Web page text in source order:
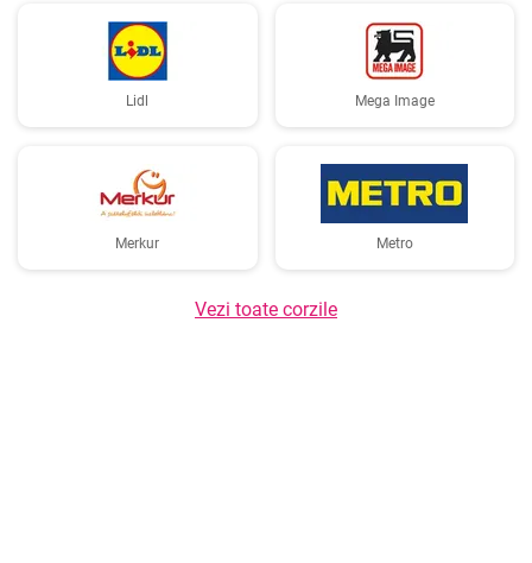
Lidl Mega Image
Merkur Metro
Vezi toate corzile